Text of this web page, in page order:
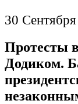
30
Протесты
Додиком.